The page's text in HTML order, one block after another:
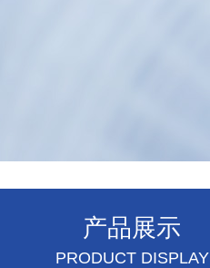
产品展示
PRODUCT DISPLAY